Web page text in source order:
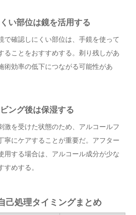
い部位は鏡を活用する
で確認しにくい部位は、手鏡を使って
ることをおすすめする。剃り残しがあ
術効率の低下につながる可能性があ
ング後は保湿する
激を受けた状態のため、アルコールフ
寧にケアすることが重要だ。アフター
用する場合は、アルコール成分が少な
めする。
己処理タイミングまとめ